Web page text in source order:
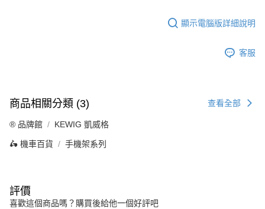
顯示電腦版詳細說明
客服
商品相關分類 (3) 查看全部
®️ 品牌館 KEWIG 凱威格
🛵 機車百貨 手機架系列
評價
喜歡這個商品嗎？購買後給他一個好評吧